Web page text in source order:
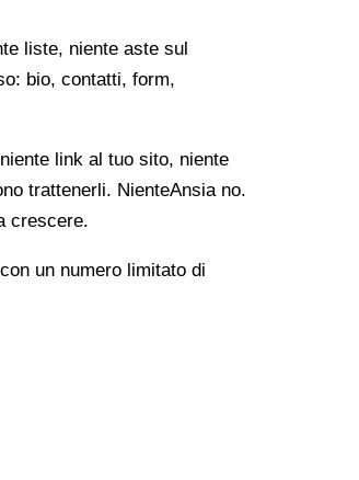
liste, niente aste sul
bio, contatti, form,
link al tuo sito, niente
trattenerli. NienteAnsia no.
crescere.
un numero limitato di